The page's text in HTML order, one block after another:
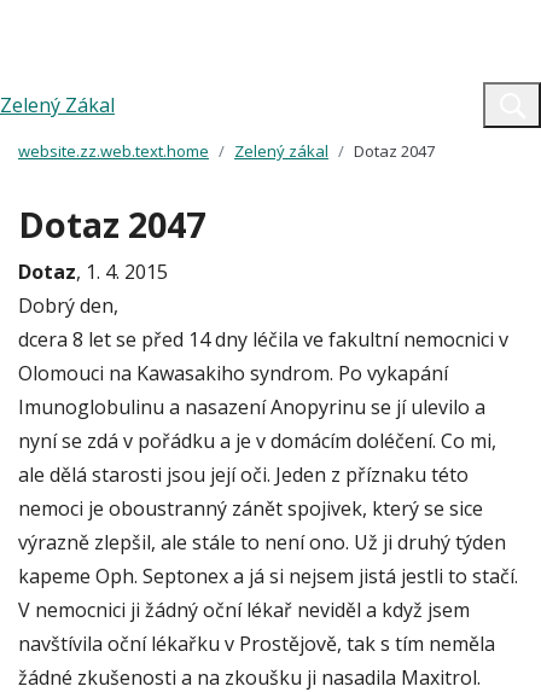
Zelený Zákal
website.zz.web.text.home Zelený zákal Dotaz 2047
Dotaz 2047
Dotaz, 1. 4. 2015
Dobrý den,
dcera 8 let se před 14 dny léčila ve fakultní nemocnici v
Olomouci na Kawasakiho syndrom. Po vykapání
Imunoglobulinu a nasazení Anopyrinu se jí ulevilo a
nyní se zdá v pořádku a je v domácím doléčení. Co mi,
ale dělá starosti jsou její oči. Jeden z příznaku této
nemoci je oboustranný zánět spojivek, který se sice
výrazně zlepšil, ale stále to není ono. Už ji druhý týden
kapeme Oph. Septonex a já si nejsem jistá jestli to stačí.
V nemocnici ji žádný oční lékař neviděl a když jsem
navštívila oční lékařku v Prostějově, tak s tím neměla
žádné zkušenosti a na zkoušku ji nasadila Maxitrol.